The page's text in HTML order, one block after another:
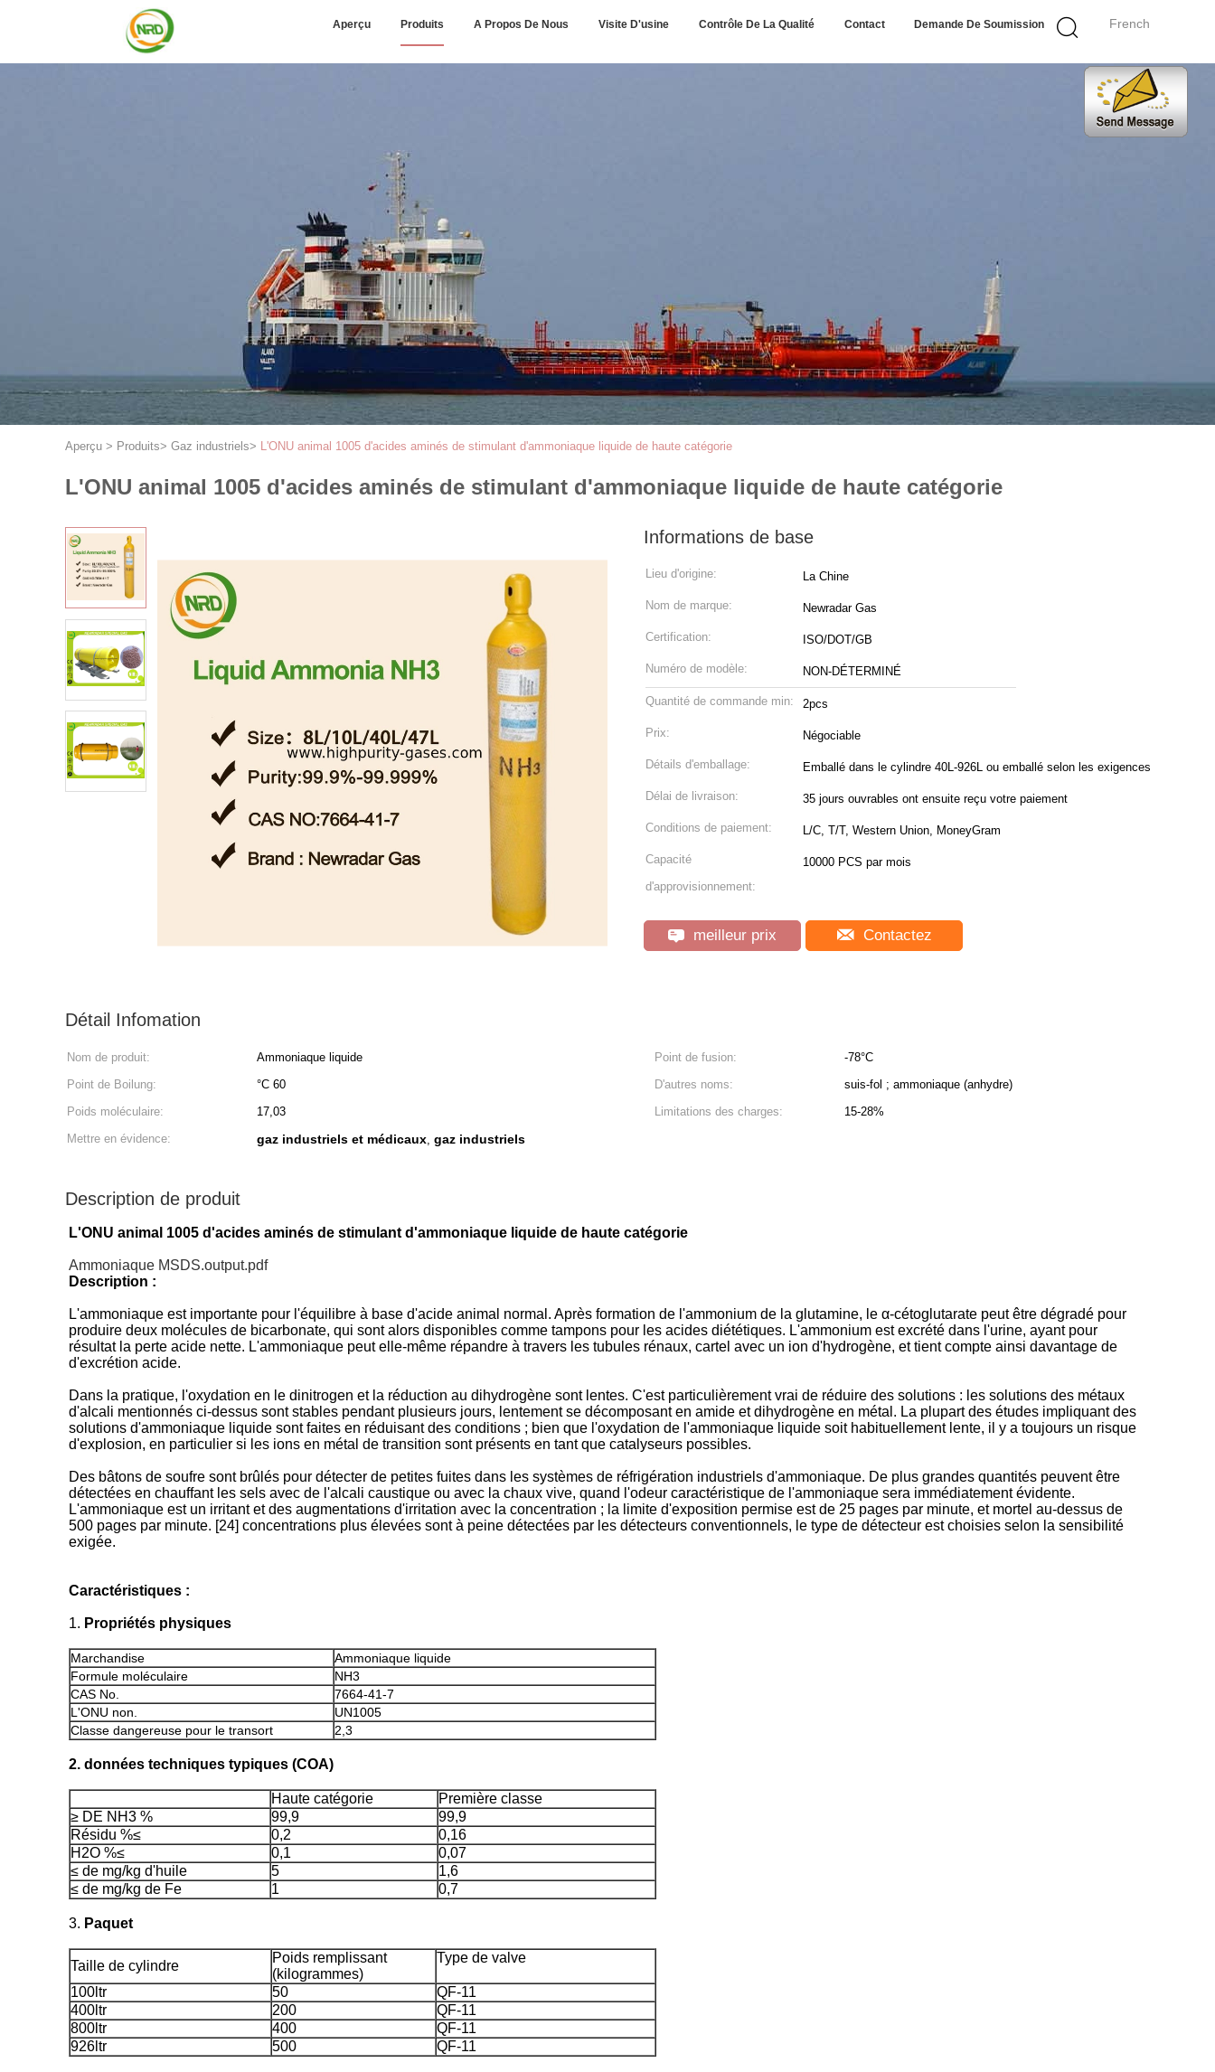
French
Aperçu Produits A Propos De Nous Visite D'usine Contrôle De La Qualité Contact Demande De Soumission
Aperçu > Produits> Gaz industriels> L'ONU animal 1005 d'acides aminés de stimulant d'ammoniaque liquide de haute catégorie
L'ONU animal 1005 d'acides aminés de stimulant d'ammoniaque liquide de haute catégorie
Informations de base
Lieu d'origine: La Chine
Nom de marque: Newradar Gas
Certification: ISO/DOT/GB
Numéro de modèle: NON-DÉTERMINÉ
Quantité de commande min: 2pcs
Prix: Négociable
Détails d'emballage: Emballé dans le cylindre 40L-926L ou emballé selon les exigences.
Délai de livraison: 35 jours ouvrables ont ensuite reçu votre paiement
Conditions de paiement: L/C, T/T, Western Union, MoneyGram
Capacité
d'approvisionnement:
10000 PCS par mois
meilleur prix Contactez
Détail Infomation
Nom de produit: Ammoniaque liquide Point de fusion:
-78°C
Point de Boilung:
°C 60 D'autres noms:
suis-fol ; ammoniaque (anhydre)
Poids moléculaire:
17,03 Limitations des charges:
15-28%
Mettre en évidence:
gaz industriels et médicaux, gaz industriels
Description de produit
L'ONU animal 1005 d'acides aminés de stimulant d'ammoniaque liquide de haute catégorie
Ammoniaque MSDS.output.pdf
Description :
L'ammoniaque est importante pour l'équilibre à base d'acide animal normal. Après formation de l'ammonium de la glutamine, le α-cétoglutarate peut être dégradé pour
produire deux molécules de bicarbonate, qui sont alors disponibles comme tampons pour les acides diététiques. L'ammonium est excrété dans l'urine, ayant pour
résultat la perte acide nette. L'ammoniaque peut elle-même répandre à travers les tubules rénaux, cartel avec un ion d'hydrogène, et tient compte ainsi davantage de
d'excrétion acide.
Dans la pratique, l'oxydation en le dinitrogen et la réduction au dihydrogène sont lentes. C'est particulièrement vrai de réduire des solutions : les solutions des métaux
d'alcali mentionnés ci-dessus sont stables pendant plusieurs jours, lentement se décomposant en amide et dihydrogène en métal. La plupart des études impliquant des
solutions d'ammoniaque liquide sont faites en réduisant des conditions ; bien que l'oxydation de l'ammoniaque liquide soit habituellement lente, il y a toujours un risque
d'explosion, en particulier si les ions en métal de transition sont présents en tant que catalyseurs possibles.
Des bâtons de soufre sont brûlés pour détecter de petites fuites dans les systèmes de réfrigération industriels d'ammoniaque. De plus grandes quantités peuvent être
détectées en chauffant les sels avec de l'alcali caustique ou avec la chaux vive, quand l'odeur caractéristique de l'ammoniaque sera immédiatement évidente.
L'ammoniaque est un irritant et des augmentations d'irritation avec la concentration ; la limite d'exposition permise est de 25 pages par minute, et mortel au-dessus de
500 pages par minute. [24] concentrations plus élevées sont à peine détectées par les détecteurs conventionnels, le type de détecteur est choisies selon la sensibilité
exigée.
Caractéristiques :
1. Propriétés physiques
Marchandise
Ammoniaque liquide
Formule moléculaire
NH3
CAS No.
7664-41-7
L'ONU non.
UN1005
Classe dangereuse pour le transort
2,3
2. données techniques typiques (COA)
Haute catégorie
Première classe
≥ DE NH3 %
99,9
99,9
Résidu %≤
0,2
0,16
H2O %≤
0,1
0,07
≤ de mg/kg d'huile
5
1,6
≤ de mg/kg de Fe
1 0,7
3. Paquet
Taille de cylindre
Poids remplissant
(kilogrammes)
Type de valve
100ltr 50
QF-11
400ltr
200
QF-11
800ltr
400
QF-11
926ltr
500 QF-11